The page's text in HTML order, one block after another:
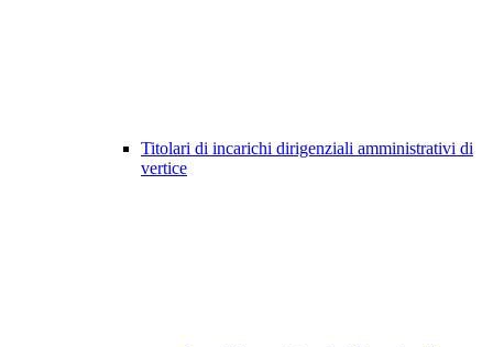
Titolari di incarichi dirigenziali amministrativi di
vertice